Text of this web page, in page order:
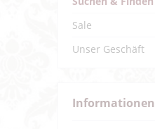
Sale
Unser Geschäft
Informationen